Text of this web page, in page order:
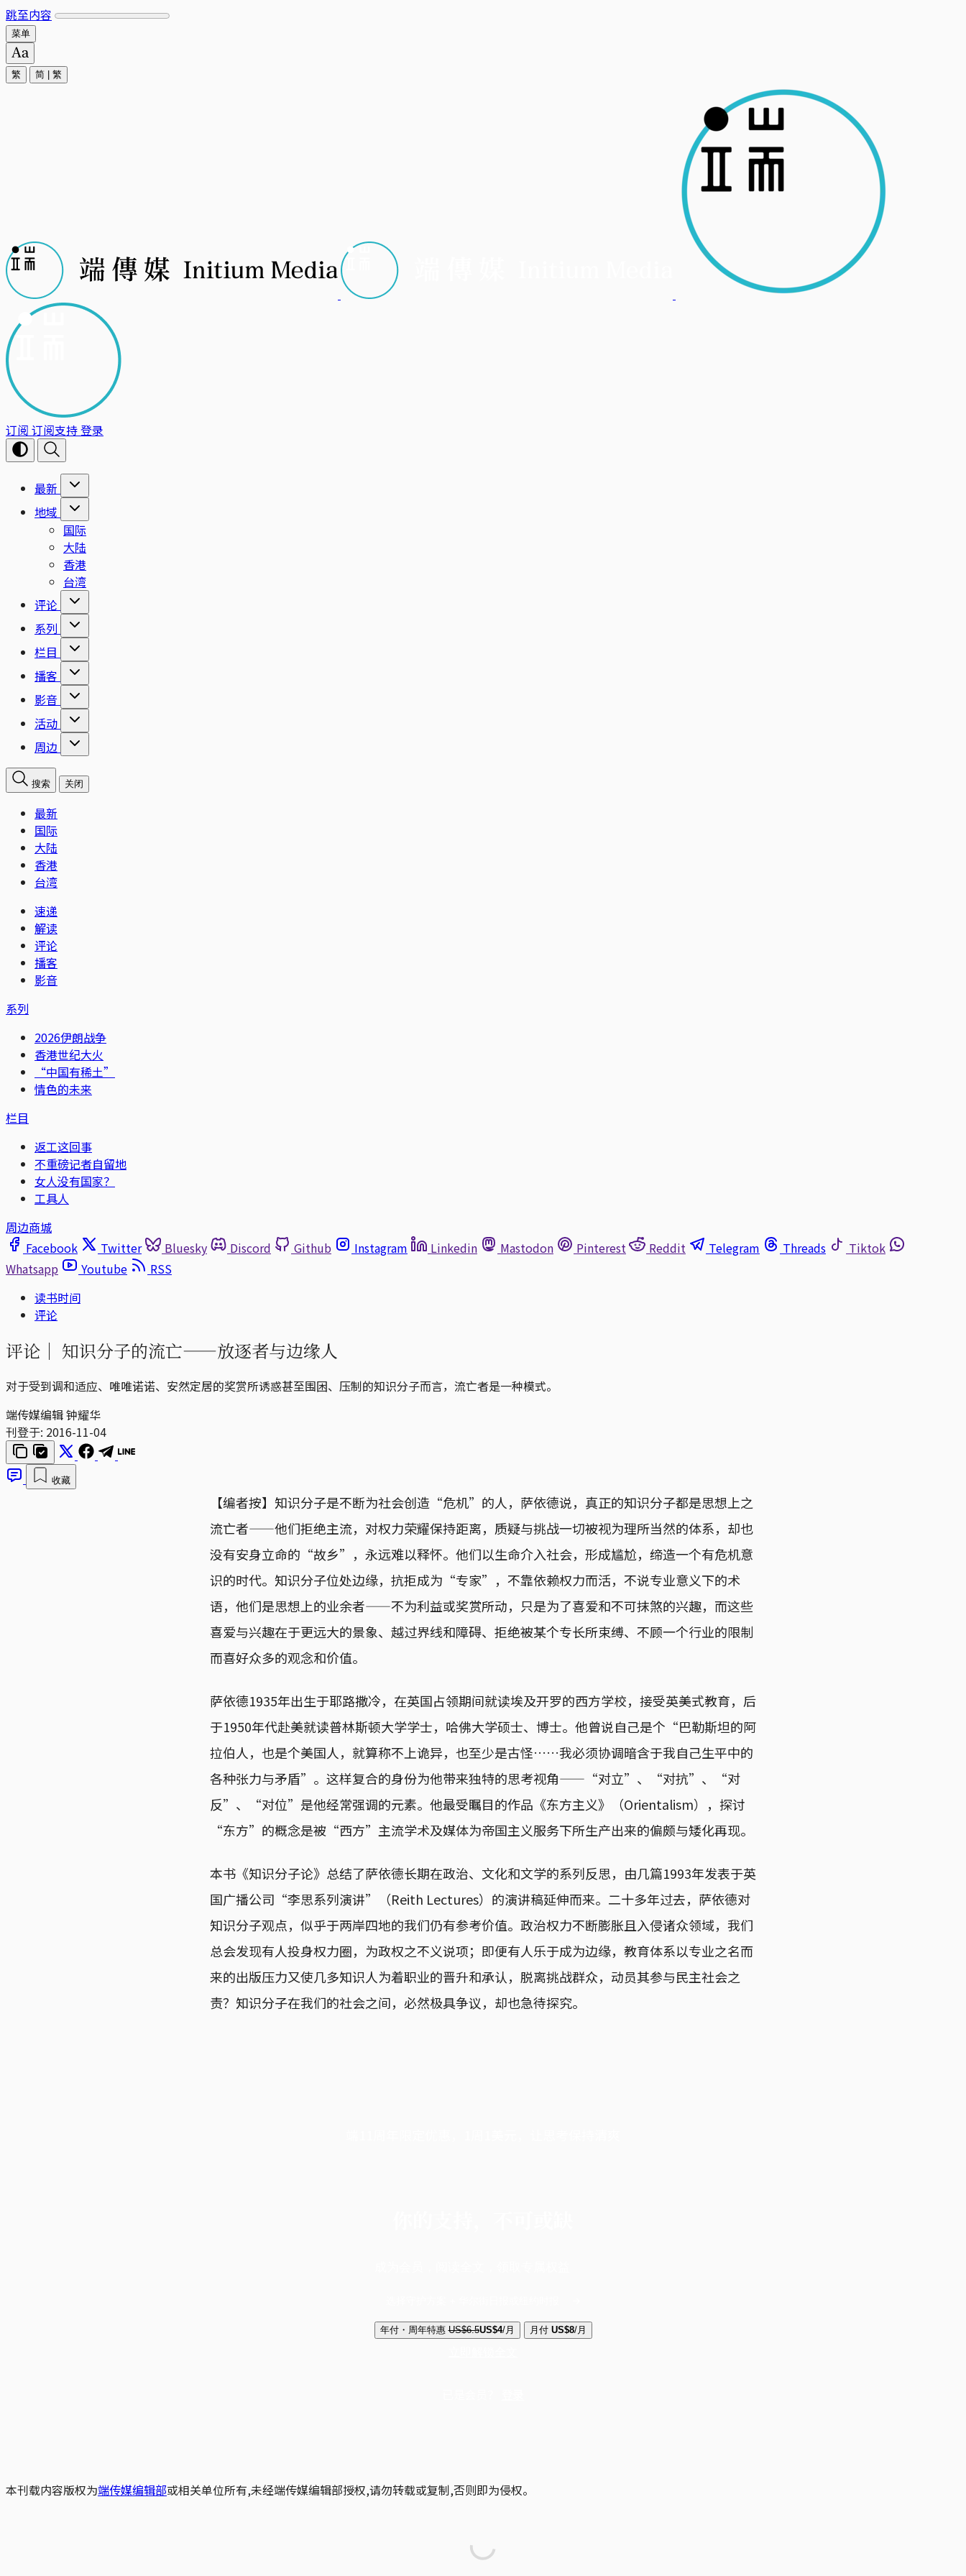
跳至内容
菜单
繁 简 繁
订阅 订阅支持登录
最新
地域
国际
大陆
香港
台湾
评论
系列
栏目
播客
影音
活动
周边
搜索 关闭
最新
国际
大陆
香港
台湾
速递
解读
评论
播客
影音
系列
2026伊朗战争
香港世纪大火
“中国有稀土”
情色的未来
栏目
返工这回事
不重磅记者自留地
女人没有国家？
工具人
周边商城
Facebook
Twitter Bluesky Discord Github Instagram Linkedin Mastodon Pinterest Reddit Telegram Threads
Tiktok
Whatsapp
Youtube
RSS
读书时间
评论
评论｜ 知识分子的流亡——放逐者与边缘人
对于受到调和适应、唯唯诺诺、安然定居的奖赏所诱惑甚至围困、压制的知识分子而言，流亡者是一种模式。
端传媒编辑 钟耀华
刊登于: 2016-11-04
收藏
【编者按】知识分子是不断为社会创造“危机”的人，萨依德说，真正的知识分子都是思想上之
流亡者——他们拒绝主流，对权力荣耀保持距离，质疑与挑战一切被视为理所当然的体系，却也
没有安身立命的“故乡”，永远难以释怀。他们以生命介入社会，形成尴尬，缔造一个有危机意
识的时代。知识分子位处边缘，抗拒成为“专家”，不靠依赖权力而活，不说专业意义下的术
语，他们是思想上的业余者——不为利益或奖赏所动，只是为了喜爱和不可抹煞的兴趣，而这些
喜爱与兴趣在于更远大的景象、越过界线和障碍、拒绝被某个专长所束缚、不顾一个行业的限制
而喜好众多的观念和价值。
萨依德1935年出生于耶路撒冷，在英国占领期间就读埃及开罗的西方学校，接受英美式教育，后
于1950年代赴美就读普林斯顿大学学士，哈佛大学硕士、博士。他曾说自己是个“巴勒斯坦的阿
拉伯人，也是个美国人，就算称不上诡异，也至少是古怪……我必须协调暗含于我自己生平中的
各种张力与矛盾”。这样复合的身份为他带来独特的思考视角——“对立”、“对抗”、“对
反”、“对位”是他经常强调的元素。他最受瞩目的作品《东方主义》（Orientalism），探讨
“东方”的概念是被“西方”主流学术及媒体为帝国主义服务下所生产出来的偏颇与矮化再现。
本书《知识分子论》总结了萨依德长期在政治、文化和文学的系列反思，由几篇1993年发表于英
国广播公司“李思系列演讲”（Reith Lectures）的演讲稿延伸而来。二十多年过去，萨依德对
知识分子观点，似乎于两岸四地的我们仍有参考价值。政治权力不断膨胀且入侵诸众领域，我们
总会发现有人投身权力圈，为政权之不义说项；即便有人乐于成为边缘，教育体系以专业之名而
来的出版压力又使几多知识人为着职业的晋升和承认，脱离挑战群众，动员其参与民主社会之
责？知识分子在我们的社会之间，必然极具争议，却也急待探究。
年付・周年特惠 US$6.5US$4/月 月付 US$8/月
本刊载内容版权为端传媒编辑部或相关单位所有,未经端传媒编辑部授权,请勿转载或复制,否则即为侵权。